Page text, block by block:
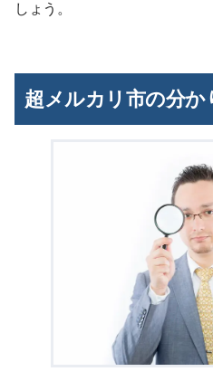
しょう。
超メルカリ市の分か